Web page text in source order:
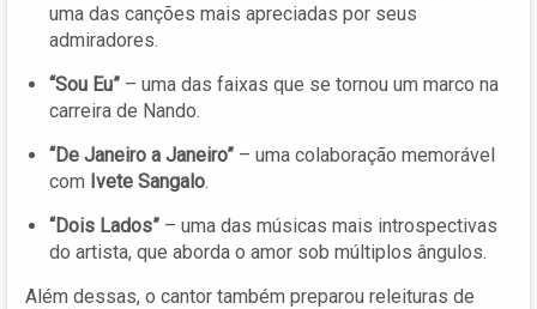
uma das canções mais apreciadas por seus
admiradores.
“Sou Eu” – uma das faixas que se tornou um marco na
carreira de Nando.
“De Janeiro a Janeiro” – uma colaboração memorável
com Ivete Sangalo.
“Dois Lados” – uma das músicas mais introspectivas
do artista, que aborda o amor sob múltiplos ângulos.
Além dessas, o cantor também preparou releituras de